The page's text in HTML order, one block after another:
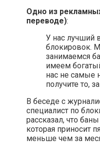
Одно из
переводе):
У нас лучший
блокировок.
занимаемся
имеем
нас не самые
получите то,
В беседе с
специалист по
рассказал, что
которая приносит
меньше чем за